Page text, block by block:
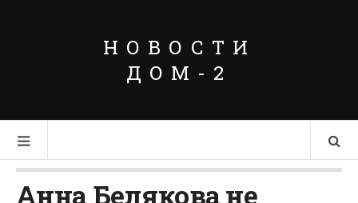
НОВОСТИ
ДОМ-2
Анна Белякова не